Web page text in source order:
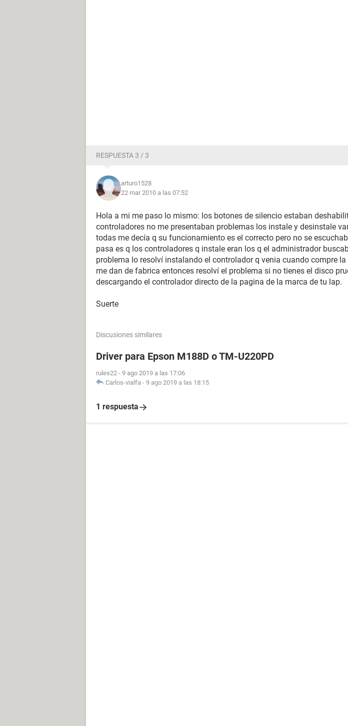
RESPUESTA 3 / 3
arturo1528
22 mar 2010 a las 07:52
Hola a mi me paso lo mismo: los botones de silencio estaban
controladores no me presentaban problemas los instale y desinstale
todas me decía q su funcionamiento es el correcto pero no se
pasa es q los controladores q instale eran los q el administrador
problema lo resolví instalando el controlador q venia cuando compre la
me dan de fabrica entonces resolví el problema si no tienes el disco
descargando el controlador directo de la pagina de la marca de tu lap.
Suerte
Discusiones similares
Driver para Epson M188D o TM-U220PD
rules22 - 9 ago 2019 a las 17:06
Carlos-vialfa - 9 ago 2019 a las 18:15
1 respuesta